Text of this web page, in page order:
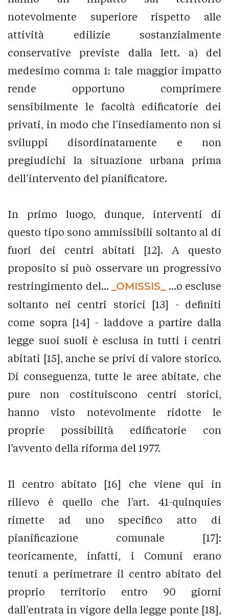
notevolmente superiore rispetto alle
attività edilizie sostanzialmente
conservative previste dalla lett. a) del
medesimo comma 1: tale maggior impatto
rende opportuno comprimere
sensibilmente le facoltà edificatorie dei
privati, in modo che l’insediamento non si
sviluppi disordinatamente e non
pregiudichi la situazione urbana prima
dell’intervento del pianificatore.
In primo luogo, dunque, interventi di
questo tipo sono ammissibili soltanto al di
fuori dei centri abitati [12]. A questo
proposito si può osservare un progressivo
restringimento del...
_OMISSIS_
...o escluse
soltanto nei centri storici [13] - definiti
come sopra [14] - laddove a partire dalla
legge suoi suoli è esclusa in tutti i centri
abitati [15], anche se privi di valore storico.
Di conseguenza, tutte le aree abitate, che
pure non costituiscono centri storici,
hanno visto notevolmente ridotte le
proprie possibilità edificatorie con
l’avvento della riforma del 1977.
Il centro abitato [16] che viene qui in
rilievo è quello che l’art. 41-quinquies
rimette ad uno specifico atto di
pianificazione comunale [17]:
teoricamente, infatti, i Comuni erano
tenuti a perimetrare il centro abitato del
proprio territorio entro 90 giorni
dall’entrata in vigore della legge ponte [18],